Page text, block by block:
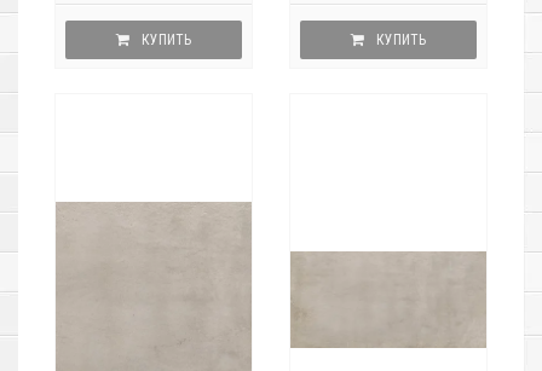
КУПИТЬ КУПИТЬ